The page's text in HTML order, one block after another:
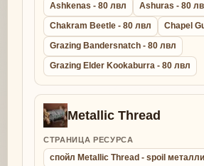
Ashkenas - 80 лвл
Ashuras - 80
Chakram Beetle - 80 лвл
Chapel
Grazing Bandersnatch - 80 лвл
Grazing Elder Kookaburra - 80 лвл
Metallic Thread
СТРАНИЦА РЕСУРСА
спойл Metallic Thread - spoil